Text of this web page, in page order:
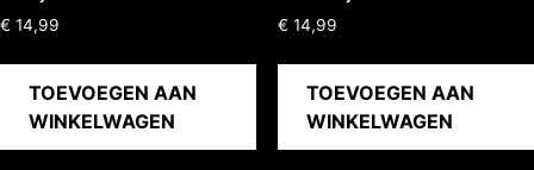
€ 14,99
TOEVOEGEN AAN
WINKELWAGEN
€ 14,99
TOEVOEGEN AAN
WINKELWAGEN